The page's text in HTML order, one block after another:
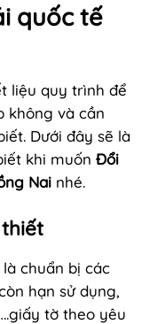
quốc tế
liệu quy trình để
không và cần
Dưới đây sẽ là
khi muốn Đổi
Nai nhé.
chuẩn bị các
hạn sử dụng,
tờ theo yêu